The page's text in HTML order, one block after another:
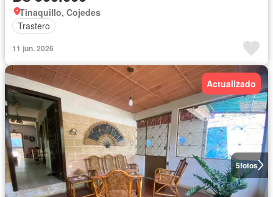
Tinaquillo, Cojedes
Trastero
11 jun. 2026
5fotos
Actualizado